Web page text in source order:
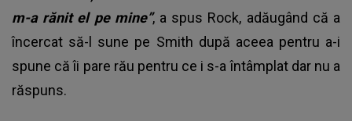
m-a rănit el pe mine”, a spus Rock, adăugând că a
încercat să-l sune pe Smith după aceea pentru a-i
spune că îi pare rău pentru ce i s-a întâmplat dar nu a
răspuns.